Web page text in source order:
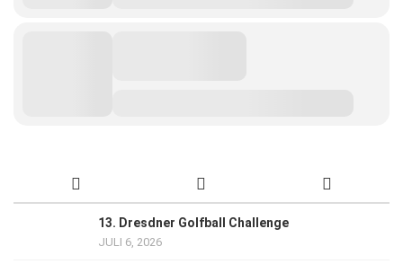
13. Dresdner Golfball Challenge
JULI 6, 2026